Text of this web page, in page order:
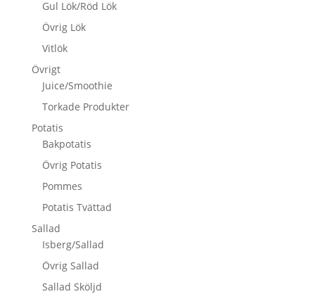
Gul Lök/Röd Lök
Övrig Lök
Vitlök
Övrigt
Juice/Smoothie
Torkade Produkter
Potatis
Bakpotatis
Övrig Potatis
Pommes
Potatis Tvättad
Sallad
Isberg/Sallad
Övrig Sallad
Sallad Sköljd